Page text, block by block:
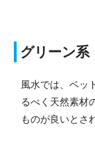
グリーン系
風水では、ベッ
るべく天然素材
ものが良いとさ